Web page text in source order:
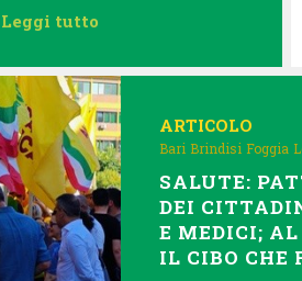
Leggi tutto
ARTICOLO
Bari Brindisi Foggia
SALUTE:
DEI
E MEDICI;
IL CIBO CHE